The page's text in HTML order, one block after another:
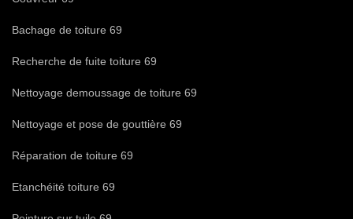
Bachage de toiture 69
Recherche de fuite toiture 69
Nettoyage demoussage de toiture 69
Nettoyage et pose de gouttière 69
Réparation de toiture 69
Etanchéité toiture 69